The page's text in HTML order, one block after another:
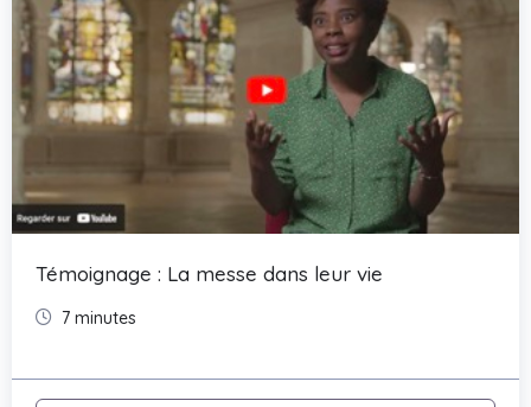
Témoignage : La messe dans leur vie
7 minutes